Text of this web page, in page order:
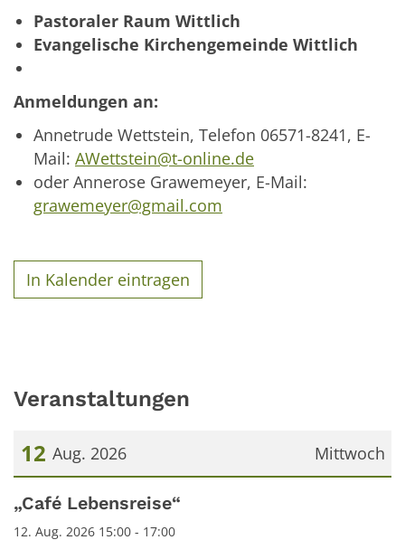
Pastoraler Raum Wittlich
Evangelische Kirchengemeinde Wittlich
Anmeldungen an:
Annetrude Wettstein, Telefon 06571-8241, E-
Mail: AWettstein@t-online.de
oder Annerose Grawemeyer, E-Mail:
grawemeyer@gmail.com
In Kalender eintragen
Veranstaltungen
Mittwoch
12 Aug. 2026
Datum: 12. August 2026
„Café Lebensreise“
12. Aug. 2026 15:00 - 17:00